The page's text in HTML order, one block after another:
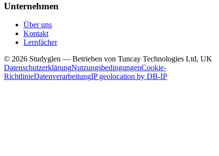
Unternehmen
Über uns
Kontakt
Lernfächer
© 2026 Studyglen — Betrieben von Tuncay Technologies Ltd, UK
DatenschutzerklärungNutzungsbedingungenCookie-
RichtlinieDatenverarbeitungIP geolocation by DB-IP